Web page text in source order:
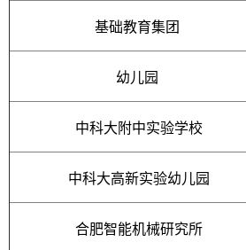
基础教育集团
幼儿园
中科大附中实验学校
中科大高新实验幼儿园
合肥智能机械研究所